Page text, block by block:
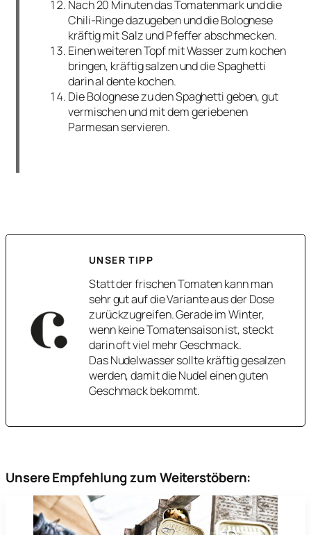
Nach 20 Minuten das Tomatenmark und die
Chili-Ringe dazugeben und die Bolognese
kräftig mit Salz und Pfeffer abschmecken.
Einen weiteren Topf mit Wasser zum kochen
bringen, kräftig salzen und die Spaghetti
darin al dente kochen.
Die Bolognese zu den Spaghetti geben, gut
vermischen und mit dem geriebenen
Parmesan servieren.
UNSER TIPP
Statt der frischen Tomaten kann man
sehr gut auf die Variante aus der Dose
zurückzugreifen. Gerade im Winter,
wenn keine Tomatensaison ist, steckt
darin oft viel mehr Geschmack.
Das Nudelwasser sollte kräftig gesalzen
werden, damit die Nudel einen guten
Geschmack bekommt.
Unsere Empfehlung zum Weiterstöbern: